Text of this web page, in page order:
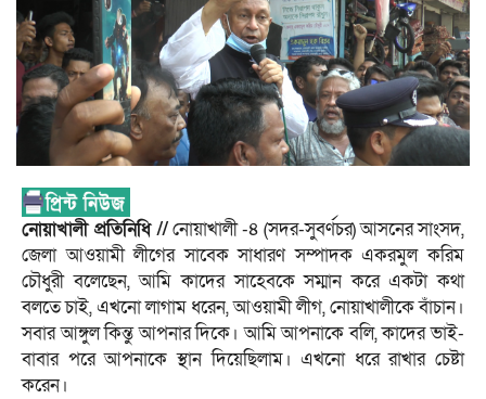
নোয়াখালী প্রতিনিধি //নোয়াখালী -৪ (সদর-সুবর্ণচর) আসনের সাংসদ,
জেলা আওয়ামী লীগের সাবেক সাধারণ সম্পাদক একরমুল করিম
চৌধুরী বলেছেন, আমি কাদের সাহেবকে সম্মান করে একটা কথা
বলতে চাই, এখনো লাগাম ধরেন, আওয়ামী লীগ, নোয়াখালীকে বাঁচান।
সবার আঙ্গুল কিন্তু আপনার দিকে। আমি আপনাকে বলি, কাদের ভাই-
বাবার পরে আপনাকে স্থান দিয়েছিলাম। এখনো ধরে রাখার চেষ্টা
করেন।